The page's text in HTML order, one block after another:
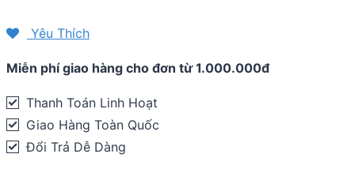
bộ
T8
Sherpa
Men
Running
Yêu Thích
Miễn phí giao hàng cho đơn từ 1.000.000đ
Thanh Toán Linh Hoạt
Giao Hàng Toàn Quốc
Đổi Trả Dễ Dàng